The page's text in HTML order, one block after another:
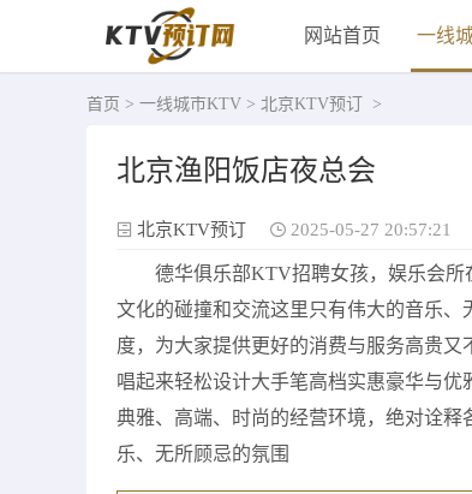
网站首页 一线
首页 > 一线城市KTV > 北京KTV预订 >
北京渔阳饭店夜总会
北京KTV预订 2025-05-27 20:57:21
德华俱乐部KTV招聘女孩，娱乐会
文化的碰撞和交流这里只有伟大的音乐
度，为大家提供更好的消费与服务高贵
唱起来轻松设计大手笔高档实惠豪华与优
典雅、高端、时尚的经营环境，绝对诠
乐、无所顾忌的氛围